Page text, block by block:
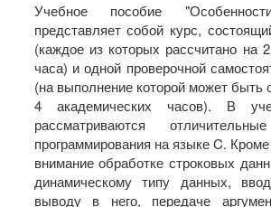
Учебное пособие
представляет собой курс,
(каждое из которых рассчитано на
часа) и одной проверочной
(на выполнение которой может быть
4 академических часов). В
рассматриваются
программирования на языке C. Кроме
внимание обработке строковых
динамическому типу данных,
выводу в него, передаче